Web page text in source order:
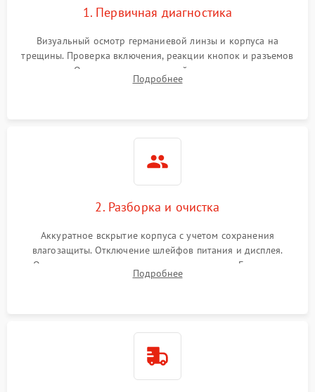
Экран (дисплей)1. Первичная диагностика
Визуальный осмотр германиевой линзы и корпуса на
трещины. Проверка включения, реакции кнопок и разъемов
зарядки. Оценка вывода тепловой сигнатуры на экран,
проверка базовых функций и считывание системных
Подробнее
2. Разборка и очистка
Аккуратное вскрытие корпуса с учетом сохранения
влагозащиты. Отключение шлейфов питания и дисплея.
Очистка внутренних плат от окислов и пыли. Бережная
обработка германиевого объектива специализированными
Подробнее